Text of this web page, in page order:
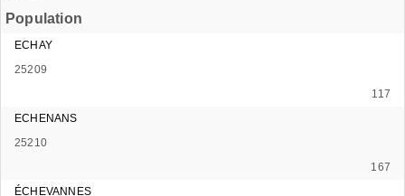
Population
ECHAY
25209
117
ECHENANS
25210
167
ÉCHEVANNES